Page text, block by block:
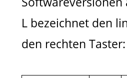
L bezeichnet den
den rechten Taster: